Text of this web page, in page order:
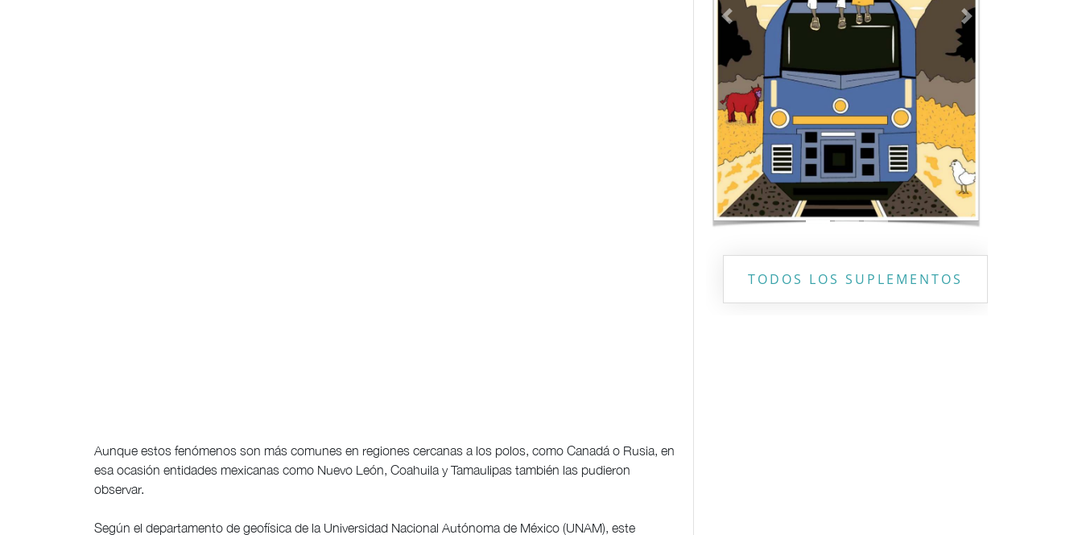
Aunque estos fenómenos son más comunes en regiones cercanas a los polos, como Canadá o Rusia, en
esa ocasión entidades mexicanas como Nuevo León, Coahuila y Tamaulipas también las pudieron
observar.
Según el departamento de geofísica de la Universidad Nacional Autónoma de México (UNAM), este